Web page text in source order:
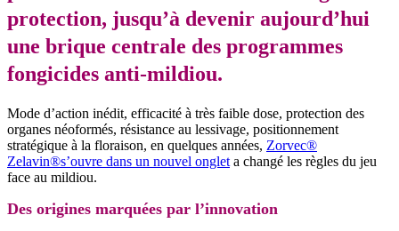
protection, jusqu’à devenir aujourd’hui
une brique centrale des programmes
fongicides anti-mildiou.
Mode d’action inédit, efficacité à très faible dose, protection des
organes néoformés, résistance au lessivage, positionnement
stratégique à la floraison, en quelques années, Zorvec®
Zelavin®s’ouvre dans un nouvel onglet a changé les règles du jeu
face au mildiou.
Des origines marquées par l’innovation